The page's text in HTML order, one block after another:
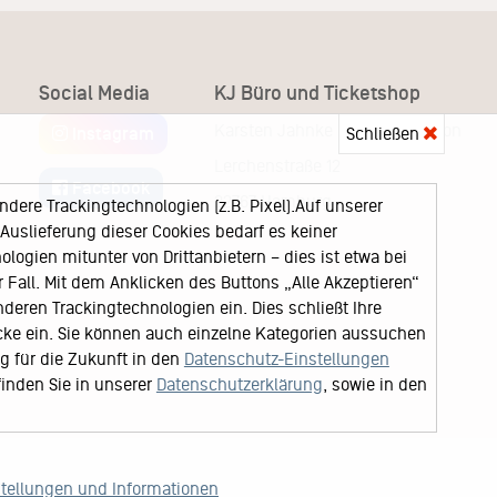
Social Media
Facebook
KJ Büro und Ticketshop
Karsten Jahnke Konzertdirektion
22767 Hamburg
Schließen
Trackingtechnologien (z.B. Pixel).Auf unserer
dieser Cookies bedarf es keiner
mitunter von Drittanbietern – dies ist etwa bei
Mit dem Anklicken des Buttons „Alle Akzeptieren“
Trackingtechnologien ein. Dies schließt Ihre
ein. Sie können auch einzelne Kategorien aussuchen
für die Zukunft in den Datenschutz-Einstellungen
Sie in unserer Datenschutzerklärung , sowie in den
und Informationen